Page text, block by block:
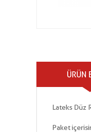
ÜRÜN
Lateks Düz
Paket